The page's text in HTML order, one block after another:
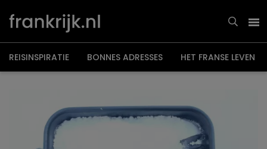
naar
inhoud
REISINSPIRATIE BONNES ADRESSES HET FRANSE LEVEN